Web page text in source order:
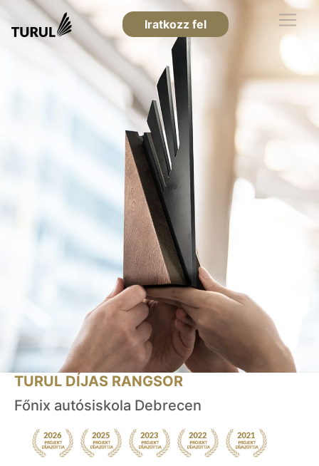
Iratkozz fel
TURUL DÍJAS RANGSOR
Főnix autósiskola Debrecen